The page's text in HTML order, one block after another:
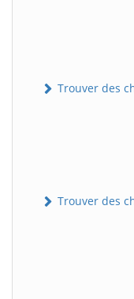
Trouver des
Trouver des